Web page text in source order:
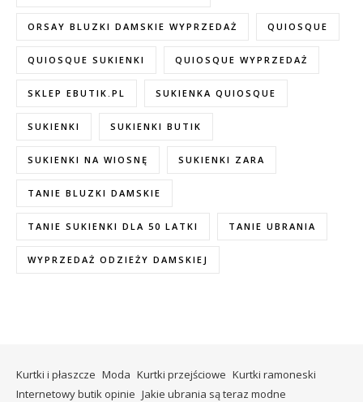
ORSAY BLUZKI DAMSKIE WYPRZEDAŻ QUIOSQUE
QUIOSQUE SUKIENKI QUIOSQUE WYPRZEDAŻ
SKLEP EBUTIK.PL SUKIENKA QUIOSQUE
SUKIENKI SUKIENKI BUTIK
SUKIENKI NA WIOSNĘ SUKIENKI ZARA
TANIE BLUZKI DAMSKIE
TANIE SUKIENKI DLA 50 LATKI TANIE UBRANIA
WYPRZEDAŻ ODZIEŻY DAMSKIEJ
Kurtki i płaszcze Moda Kurtki przejściowe Kurtki ramoneski
Internetowy butik opinie Jakie ubrania są teraz modne